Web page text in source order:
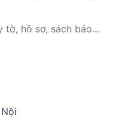
tờ, hồ sơ, sách báo…